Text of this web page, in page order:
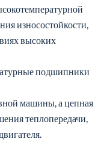
износостойкости,
высоких
подшипники
машины, а цепная
теплопередачи,